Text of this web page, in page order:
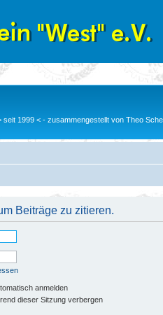
1999 < - zusammengestellt von Theo
Beiträge zu zitieren.
anmelden
dieser Sitzung verbergen